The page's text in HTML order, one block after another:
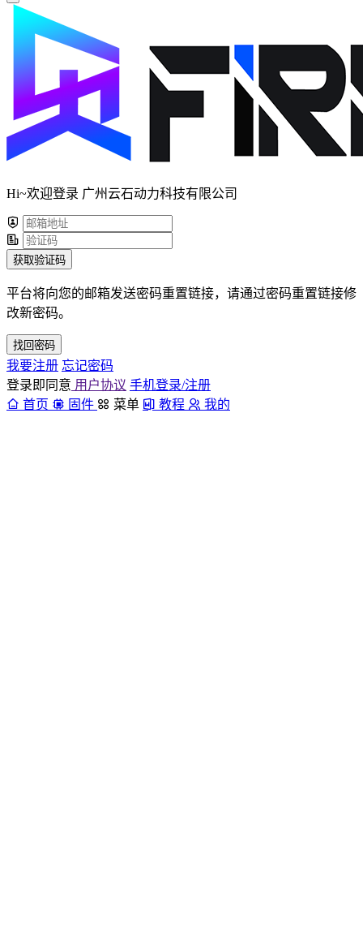
Hi~欢迎登录 广州云石动力科技有限公司
获取验证码
平台将向您的邮箱发送密码重置链接，请通过密码重置链接修
改新密码。
找回密码
我要注册 忘记密码
登录即同意 用户协议 手机登录/注册
首页
固件 菜单 教程 我的